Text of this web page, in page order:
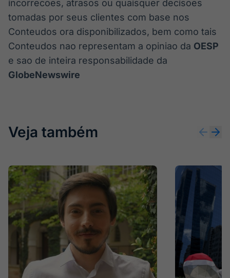
incorrecoes, atrasos ou quaisquer decisoes
tomadas por seus clientes com base nos
Conteudos ora disponibilizados, bem como tais
Conteudos nao representam a opiniao da OESP
e sao de inteira responsabilidade da
GlobeNewswire
Veja também